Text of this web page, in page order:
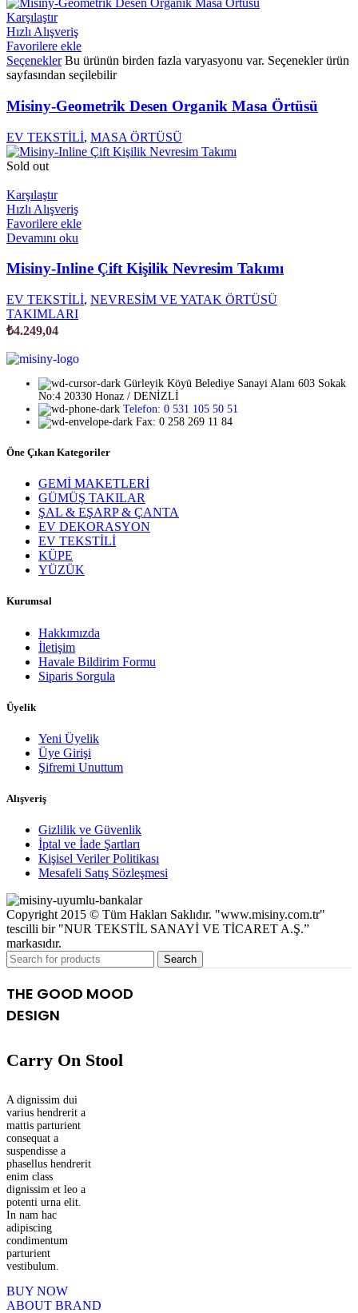
Karşılaştır
Hızlı Alışveriş
Favorilere ekle
Seçenekler Bu ürünün birden fazla varyasyonu var. Seçenekler ürün
sayfasından seçilebilir
Misiny-Geometrik Desen Organik Masa Örtüsü
EV TEKSTİLİ, MASA ÖRTÜSÜ
Sold out
Karşılaştır
Hızlı Alışveriş
Favorilere ekle
Devamını oku
Misiny-Inline Çift Kişilik Nevresim Takımı
EV TEKSTİLİ, NEVRESİM VE YATAK ÖRTÜSÜ
TAKIMLARI
₺4.249,04
Gürleyik Köyü Belediye Sanayi Alanı 603 Sokak
No:4 20330 Honaz / DENİZLİ
Telefon: 0 531 105 50 51
Fax: 0 258 269 11 84
Öne Çıkan Kategoriler
GEMİ MAKETLERİ
GÜMÜŞ TAKILAR
ŞAL & EŞARP & ÇANTA
EV DEKORASYON
EV TEKSTİLİ
KÜPE
YÜZÜK
Kurumsal
Hakkımızda
İletişim
Havale Bildirim Formu
Siparis Sorgula
Üyelik
Yeni Üyelik
Üye Girişi
Şifremi Unuttum
Alışveriş
Gizlilik ve Güvenlik
İptal ve İade Şartları
Kişisel Veriler Politikası
Mesafeli Satış Sözleşmesi
Copyright 2015 © Tüm Hakları Saklıdır. "www.misiny.com.tr"
tescilli bir "NUR TEKSTİL SANAYİ VE TİCARET A.Ş.”
markasıdır.
Search
THE GOOD MOOD
DESIGN
Carry On Stool
A dignissim dui
varius hendrerit a
mattis parturient
consequat a
suspendisse a
phasellus hendrerit
enim class
dignissim et leo a
potenti urna elit.
In nam hac
adipiscing
condimentum
parturient
vestibulum.
BUY NOW
ABOUT BRAND